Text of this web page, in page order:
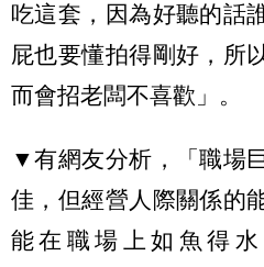
吃這套，因為好聽的話
屁也要懂拍得剛好，所
而會招老闆不喜歡」。
▼有網友分析，「職場
佳，但經營人際關係的
能在職場上如魚得